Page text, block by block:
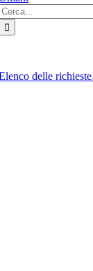
delle richieste